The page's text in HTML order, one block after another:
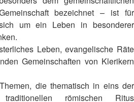
bezeichnet – ist für
um ein Leben in besonderer
Leben, evangelische Räte
Gemeinschaften von Klerikern
die thematisch in eins der
römischen Ritus